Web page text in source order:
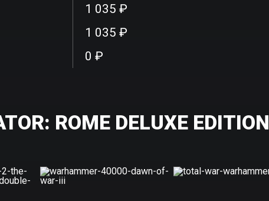
1 035 ₽
1 035 ₽
0 ₽
ROME DELUXE EDITION